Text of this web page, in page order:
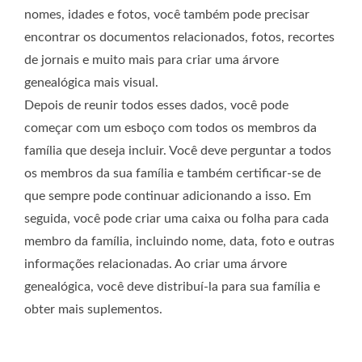
nomes, idades e fotos, você também pode precisar
encontrar os documentos relacionados, fotos, recortes
de jornais e muito mais para criar uma árvore
genealógica mais visual.
Depois de reunir todos esses dados, você pode
começar com um esboço com todos os membros da
família que deseja incluir. Você deve perguntar a todos
os membros da sua família e também certificar-se de
que sempre pode continuar adicionando a isso. Em
seguida, você pode criar uma caixa ou folha para cada
membro da família, incluindo nome, data, foto e outras
informações relacionadas. Ao criar uma árvore
genealógica, você deve distribuí-la para sua família e
obter mais suplementos.